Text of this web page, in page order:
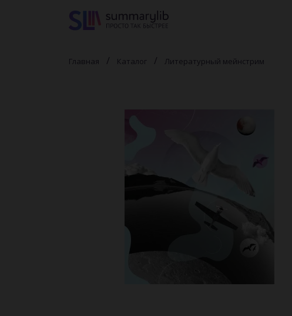
Главная Каталог Литературный мейнстрим